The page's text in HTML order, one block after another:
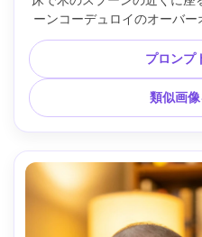
ーンコーデュロイのオーバー
に着て、背景：日差しの差す
て、午前中の窓光、Sony
然構図、暖かい色味、リアル
日常ムード、シ
プロンプ
類似画